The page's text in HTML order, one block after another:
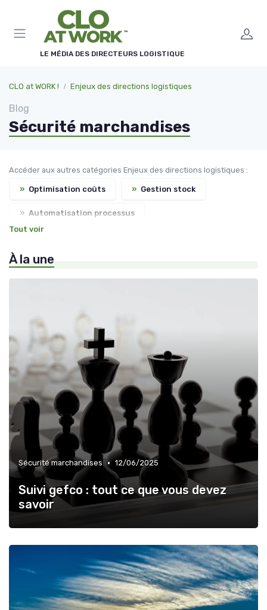
LE MÉDIA DES DIRECTEURS LOGISTIQUE
CLO at WORK ! Enjeux des directions logistiques
Blog
Sécurité marchandises
Accéder aux autres catégories Enjeux des directions logistiques :
» Optimisation coûts » Gestion stock
» Automatisation processus
» Régulations douanières
Tout voir
À la une
Sécurité marchandises • 12/06/2025
Suivi gefco : tout ce que vous devez
savoir
Panneau de gestion des cookies